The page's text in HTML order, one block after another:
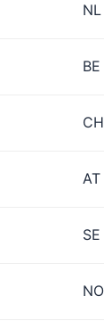
NL
BE
CH
AT
SE
NO